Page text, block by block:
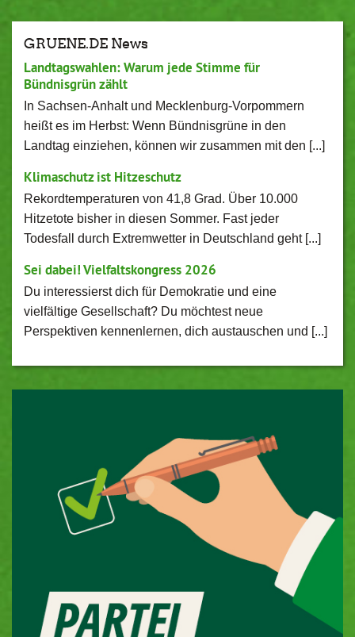
GRUENE.DE News
Landtagswahlen: Warum jede Stimme für
Bündnisgrün zählt
In Sachsen-Anhalt und Mecklenburg-Vorpommern
heißt es im Herbst: Wenn Bündnisgrüne in den
Landtag einziehen, können wir zusammen mit den [...]
Klimaschutz ist Hitzeschutz
Rekordtemperaturen von 41,8 Grad. Über 10.000
Hitzetote bisher in diesen Sommer. Fast jeder
Todesfall durch Extremwetter in Deutschland geht [...]
Sei dabei! Vielfaltskongress 2026
Du interessierst dich für Demokratie und eine
vielfältige Gesellschaft? Du möchtest neue
Perspektiven kennenlernen, dich austauschen und [...]